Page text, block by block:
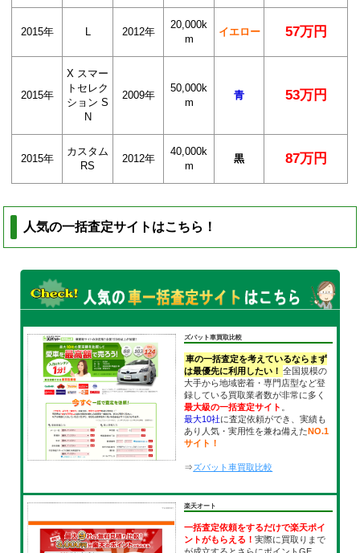
2015年 L 2012年
20,000k
m
イエロー 57万円
2015年
X スマー
トセレク
ション S
N
2009年
50,000k
m
青 53万円
2015年
カスタム
RS
2012年
40,000k
m
黒 87万円
人気の一括査定サイトはこちら！
ズバット車買取比較
車の一括査定を考えているならまず
は最優先に利用したい！ 全国規模の
大手から地域密着・専門店型など登
録している買取業者数が非常に多く
最大級の一括査定サイト
最大10社に査定依頼ができ、実績も
あり人気・実用性を兼ね備えたNO.1
サイト！
⇒ズバット車買取比較
楽天オート
一括査定依頼をするだけで楽天ポイ
ントがもらえる！実際に買取りまで